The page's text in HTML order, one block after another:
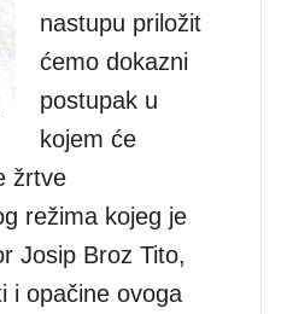
nastupu priložit
ćemo dokazni
postupak u
kojem će
žrtve
režima kojeg je
Josip Broz Tito,
i opačine ovoga